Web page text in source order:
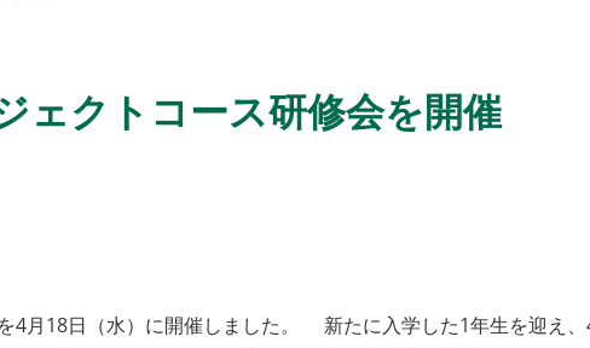
ェクトコース研修会を開催
4月18日（水）に開催しました。 新たに入学した1年生を迎え